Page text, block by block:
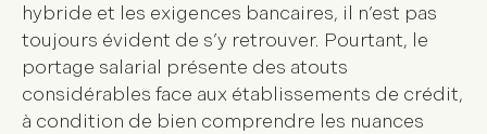
hybride et les exigences bancaires, il n’est pas
toujours évident de s’y retrouver. Pourtant, le
portage salarial présente des atouts
considérables face aux établissements de crédit,
à condition de bien comprendre les nuances